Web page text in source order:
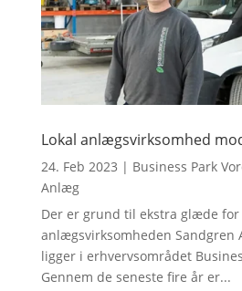
Lokal anlægsvirksomhed
24. Feb 2023 | Business Park
Anlæg
Der er grund til ekstra glæde
anlægsvirksomheden Sandgren
ligger i erhvervsområdet
Gennem de seneste fire år er...